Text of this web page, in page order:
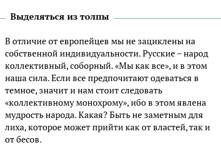
Выделяться из толпы
В отличие от европейцев мы не зациклены на
собственной индивидуальности. Русские – народ
коллективный, соборный. «Мы как все», и в этом
наша сила. Если все предпочитают одеваться в
темное, значит и нам стоит следовать
«коллективному монохрому», ибо в этом явлена
мудрость народа. Какая? Быть не заметным для
лиха, которое может прийти как от властей, так и
от бесов.